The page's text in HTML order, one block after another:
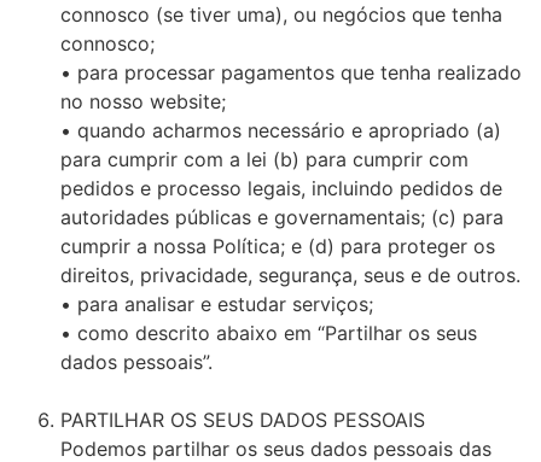
connosco (se tiver uma), ou negócios que tenha
connosco;
• para processar pagamentos que tenha realizado
no nosso website;
• quando acharmos necessário e apropriado (a)
para cumprir com a lei (b) para cumprir com
pedidos e processo legais, incluindo pedidos de
autoridades públicas e governamentais; (c) para
cumprir a nossa Política; e (d) para proteger os
direitos, privacidade, segurança, seus e de outros.
• para analisar e estudar serviços;
• como descrito abaixo em “Partilhar os seus
dados pessoais”.
PARTILHAR OS SEUS DADOS PESSOAIS
Podemos partilhar os seus dados pessoais das